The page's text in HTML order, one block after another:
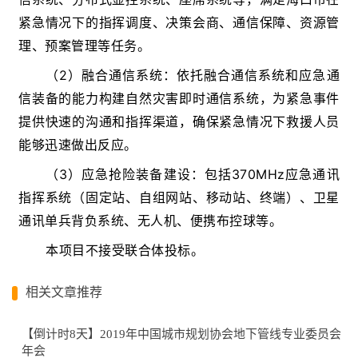
紧急情况下的指挥调度、决策会商、通信保障、资源管
理、预案管理等任务。
（2）融合通信系统：依托融合通信系统和应急通
信装备的能力构建自然灾害即时通信系统，为紧急事件
提供快速的沟通和指挥渠道，确保紧急情况下救援人员
能够迅速做出反应。
（3）应急抢险装备建设： 包括370MHz应急通讯
指挥系统（固定站、自组网站、移动站、终端）、卫星
通讯单兵背负系统、无人机、便携布控球等。
本项目不接受联合体投标。
相关文章推荐
【倒计时8天】2019年中国城市规划协会地下管线专业委员会
年会